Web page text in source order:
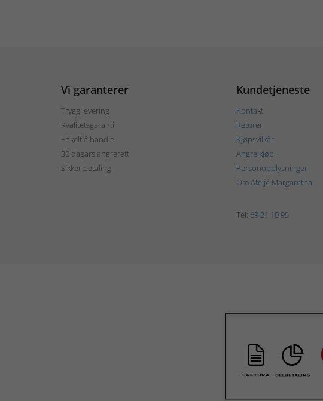
Vi garanterer
Trygg levering
Kvalitetsgaranti
Enkelt å handle
30 dagars angrerett
Sikker betaling
Kundetjeneste
Kontakt
Returer
Kjøpsvilkår
Angre kjøp
Personopplysninger
Om Ateljé Margaretha
Tel: 69 21 10 95